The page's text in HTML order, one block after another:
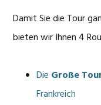
Damit Sie die Tour
bieten wir Ihnen 4
Die Große
Frankreich